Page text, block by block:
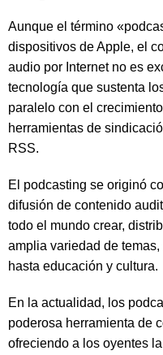
Aunque el término
dispositivos de Apple, el
audio por Internet no es
tecnología que sustenta
paralelo con el
herramientas de
RSS.
El podcasting se originó
difusión de contenido
todo el mundo crear,
amplia variedad de
hasta educación y cultura.
En la actualidad, los
poderosa herramienta de
ofreciendo a los oyentes